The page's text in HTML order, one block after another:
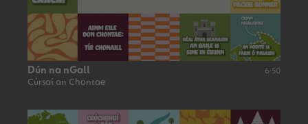
Dún na nGall
Cúrsaí an Chontae
6:50